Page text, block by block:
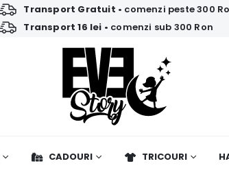
Transport Gratuit • comenzi peste 300
Transport 16 lei • comenzi sub 300 Ron
CADOURI TRICOURI